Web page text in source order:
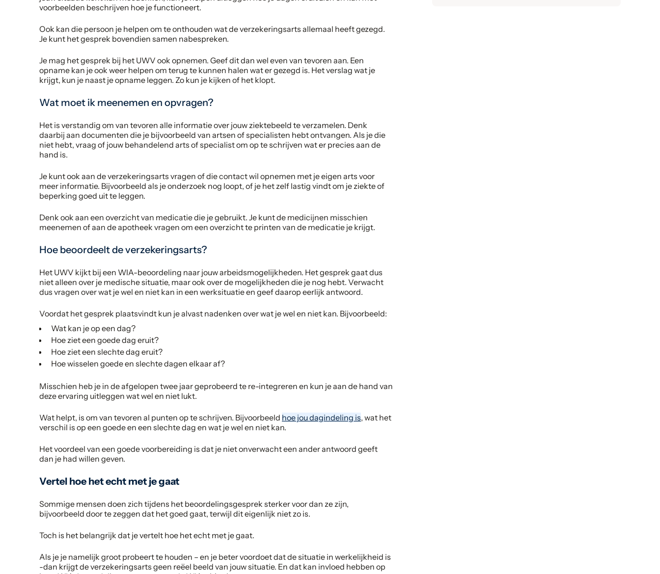
voorbeelden beschrijven hoe je functioneert.
Ook kan die persoon je helpen om te onthouden wat de verzekeringsarts allemaal heeft gezegd.
Je kunt het gesprek bovendien samen nabespreken.
Je mag het gesprek bij het UWV ook opnemen. Geef dit dan wel even van tevoren aan. Een
opname kan je ook weer helpen om terug te kunnen halen wat er gezegd is. Het verslag wat je
krijgt, kun je naast je opname leggen. Zo kun je kijken of het klopt.
Wat moet ik meenemen en opvragen?
Het is verstandig om van tevoren alle informatie over jouw ziektebeeld te verzamelen. Denk
daarbij aan documenten die je bijvoorbeeld van artsen of specialisten hebt ontvangen. Als je die
niet hebt, vraag of jouw behandelend arts of specialist om op te schrijven wat er precies aan de
hand is.
Je kunt ook aan de verzekeringsarts vragen of die contact wil opnemen met je eigen arts voor
meer informatie. Bijvoorbeeld als je onderzoek nog loopt, of je het zelf lastig vindt om je ziekte of
beperking goed uit te leggen.
Denk ook aan een overzicht van medicatie die je gebruikt. Je kunt de medicijnen misschien
meenemen of aan de apotheek vragen om een overzicht te printen van de medicatie je krijgt.
Hoe beoordeelt de verzekeringsarts?
Het UWV kijkt bij een WIA-beoordeling naar jouw arbeidsmogelijkheden. Het gesprek gaat dus
niet alleen over je medische situatie, maar ook over de mogelijkheden die je nog hebt. Verwacht
dus vragen over wat je wel en niet kan in een werksituatie en geef daarop eerlijk antwoord.
Voordat het gesprek plaatsvindt kun je alvast nadenken over wat je wel en niet kan. Bijvoorbeeld:
Wat kan je op een dag?
Hoe ziet een goede dag eruit?
Hoe ziet een slechte dag eruit?
Hoe wisselen goede en slechte dagen elkaar af?
Misschien heb je in de afgelopen twee jaar geprobeerd te re-integreren en kun je aan de hand van
deze ervaring uitleggen wat wel en niet lukt.
Wat helpt, is om van tevoren al punten op te schrijven. Bijvoorbeeld hoe jou dagindeling is, wat het
verschil is op een goede en een slechte dag en wat je wel en niet kan.
Het voordeel van een goede voorbereiding is dat je niet onverwacht een ander antwoord geeft
dan je had willen geven.
Vertel hoe het echt met je gaat
Sommige mensen doen zich tijdens het beoordelingsgesprek sterker voor dan ze zijn,
bijvoorbeeld door te zeggen dat het goed gaat, terwijl dit eigenlijk niet zo is.
Toch is het belangrijk dat je vertelt hoe het echt met je gaat.
Als je je namelijk groot probeert te houden – en je beter voordoet dat de situatie in werkelijkheid is
-dan krijgt de verzekeringsarts geen reëel beeld van jouw situatie. En dat kan invloed hebben op